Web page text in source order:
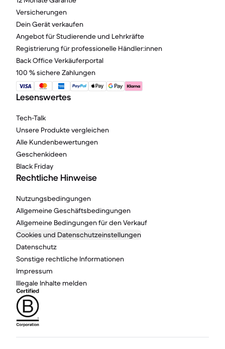
Versicherungen
Dein Gerät verkaufen
Angebot für Studierende und Lehrkräfte
Registrierung für professionelle Händler:innen
Back Office Verkäuferportal
100 % sichere Zahlungen
Lesenswertes
Tech-Talk
Unsere Produkte vergleichen
Alle Kundenbewertungen
Geschenkideen
Black Friday
Rechtliche Hinweise
Nutzungsbedingungen
Allgemeine Geschäftsbedingungen
Allgemeine Bedingungen für den Verkauf
Cookies und Datenschutzeinstellungen
Datenschutz
Sonstige rechtliche Informationen
Impressum
Illegale Inhalte melden